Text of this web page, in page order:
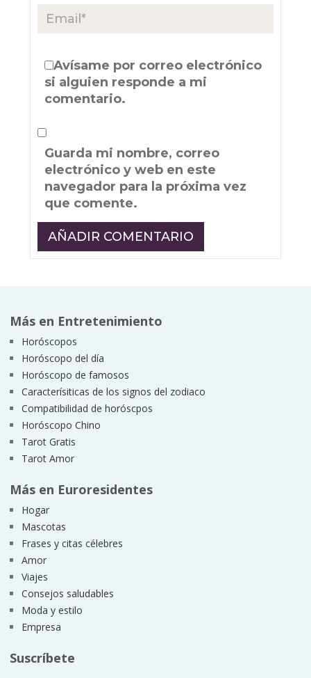
Avísame por correo electrónico
si alguien responde a mi
comentario.
Guarda mi nombre, correo
electrónico y web en este
navegador para la próxima vez
que comente.
Más en Entretenimiento
Horóscopos
Horóscopo del día
Horóscopo de famosos
Caracterísiticas de los signos del zodiaco
Compatibilidad de horóscpos
Horóscopo Chino
Tarot Gratis
Tarot Amor
Más en Euroresidentes
Hogar
Mascotas
Frases y citas célebres
Amor
Viajes
Consejos saludables
Moda y estilo
Empresa
Suscríbete